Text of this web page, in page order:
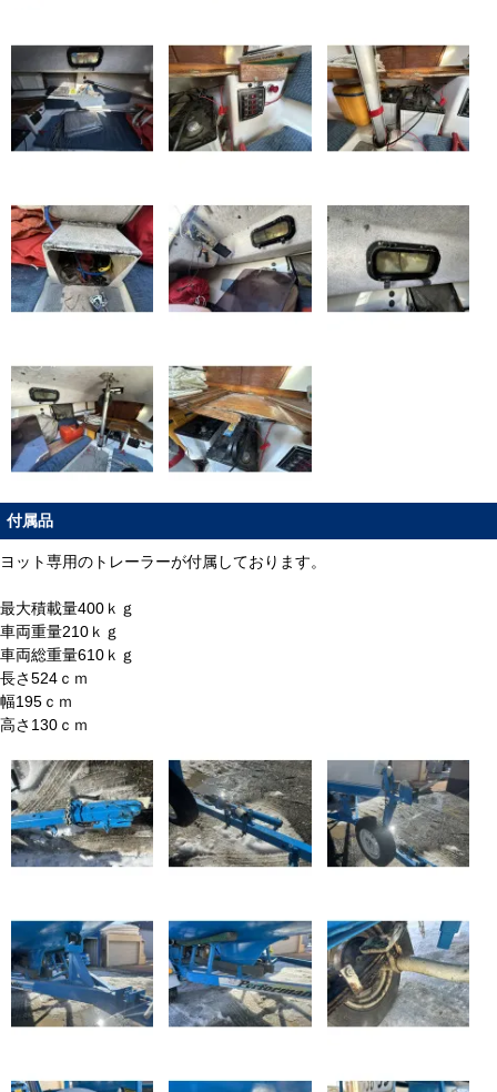
付属品
ヨット専用のトレーラーが付属しております。
最大積載量400ｋｇ
車両重量210ｋｇ
車両総重量610ｋｇ
長さ524ｃｍ
幅195ｃｍ
高さ130ｃｍ